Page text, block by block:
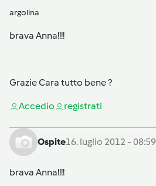
argolina
brava Anna!!!!
Grazie Cara tutto bene ?
Accedio registrati
Ospite16. luglio 2012 - 08:59
brava Anna!!!!